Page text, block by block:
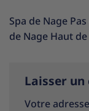
Spa de Nage
de Nage Haut
Laisser
Votre